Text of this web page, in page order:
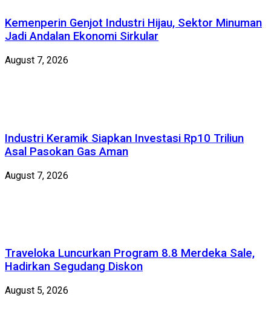
Kemenperin Genjot Industri Hijau, Sektor Minuman
Jadi Andalan Ekonomi Sirkular
August 7, 2026
Industri Keramik Siapkan Investasi Rp10 Triliun
Asal Pasokan Gas Aman
August 7, 2026
Traveloka Luncurkan Program 8.8 Merdeka Sale,
Hadirkan Segudang Diskon
August 5, 2026